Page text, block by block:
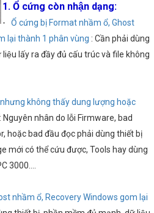
1. Ổ cứng còn nhận dạng:
- Ổ cứng bị Format nhầm ổ, Ghost
lại thành 1 phân vùng : Cần phải dùng
lấy ra đầy đủ cấu trúc và file không
không thấy dung lượng hoặc
: Nguyên nhân do lỗi Firmware, bad
hoặc bad đầu đọc phải dùng thiết bị
mới có thể cứu được, Tools hay dùng
3000….
nhầm ổ, Recovery Windows gom lại